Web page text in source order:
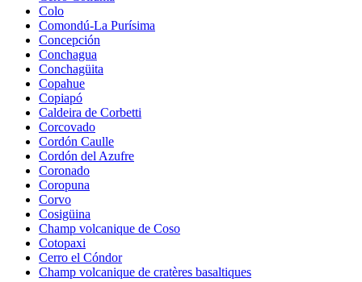
Colo
Comondú-La Purísima
Concepción
Conchagua
Conchagüita
Copahue
Copiapó
Caldeira de Corbetti
Corcovado
Cordón Caulle
Cordón del Azufre
Coronado
Coropuna
Corvo
Cosigüina
Champ volcanique de Coso
Cotopaxi
Cerro el Cóndor
Champ volcanique de cratères basaltiques